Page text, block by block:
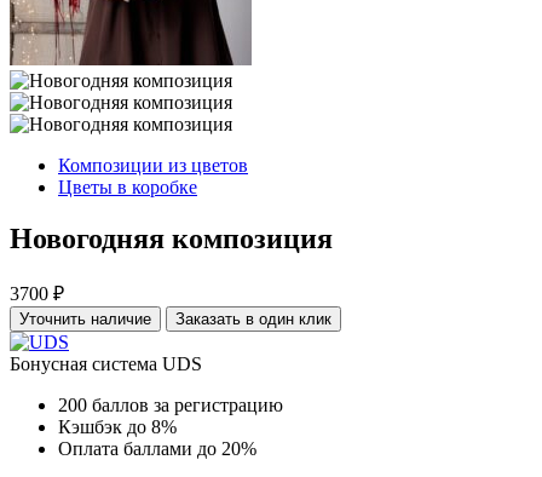
Композиции из цветов
Цветы в коробке
Новогодняя композиция
3700 ₽
Уточнить наличие Заказать в один клик
Бонусная система UDS
200 баллов за регистрацию
Кэшбэк до 8%
Оплата баллами до 20%